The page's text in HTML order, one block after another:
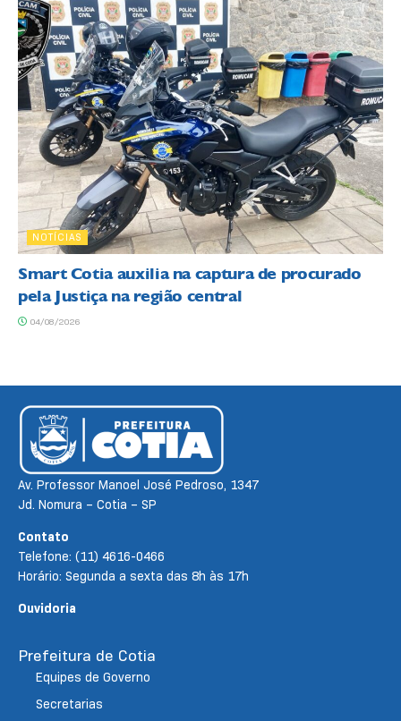
NOTÍCIAS
Smart Cotia auxilia na captura de procurado
pela Justiça na região central
04/08/2026
Av. Professor Manoel José Pedroso, 1347
Jd. Nomura – Cotia – SP
Contato
Telefone: (11) 4616-0466
Horário: Segunda a sexta das 8h às 17h
Ouvidoria
Prefeitura de Cotia
Equipes de Governo
Secretarias